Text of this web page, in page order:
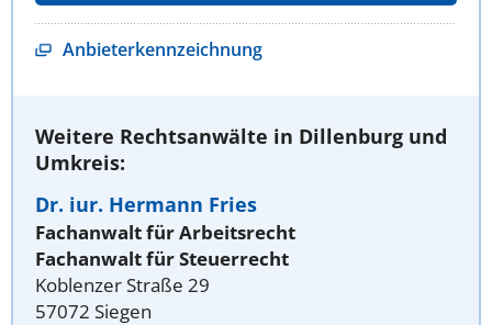
Anbieterkennzeichnung
Weitere Rechtsanwälte in Dillenburg und
Umkreis:
Dr. iur. Hermann Fries
Fachanwalt für Arbeitsrecht
Fachanwalt für Steuerrecht
Koblenzer Straße 29
57072 Siegen